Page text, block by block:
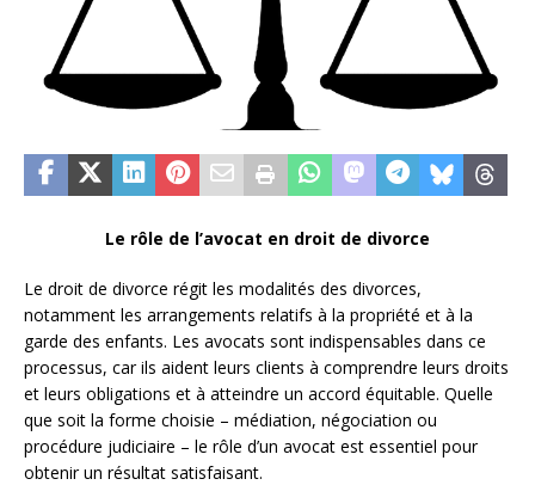
Le rôle de l’avocat en droit de divorce
Le droit de divorce régit les modalités des divorces,
notamment les arrangements relatifs à la propriété et à la
garde des enfants. Les avocats sont indispensables dans ce
processus, car ils aident leurs clients à comprendre leurs droits
et leurs obligations et à atteindre un accord équitable. Quelle
que soit la forme choisie – médiation, négociation ou
procédure judiciaire – le rôle d’un avocat est essentiel pour
obtenir un résultat satisfaisant.